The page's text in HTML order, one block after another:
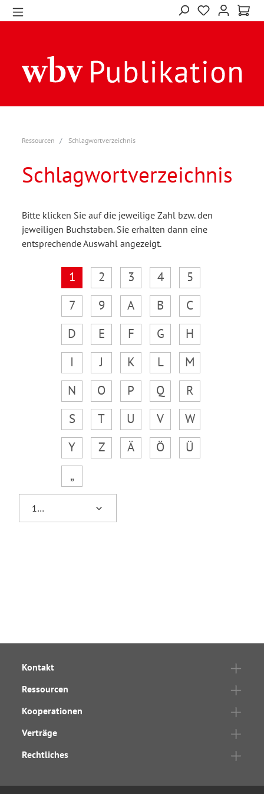
Ressourcen Schlagwortverzeichnis
Schlagwortverzeichnis
Bitte klicken Sie auf die jeweilige Zahl bzw. den
jeweiligen Buchstaben. Sie erhalten dann eine
entsprechende Auswahl angezeigt.
1 2 3 4
5
7
9 A B
C
D
E F G
H
I
J K L
M
N
O P Q
R
S
T U V
W
Y
Z Ä Ö
Ü
„
Kontakt
Ressourcen
Kooperationen
Verträge
Rechtliches